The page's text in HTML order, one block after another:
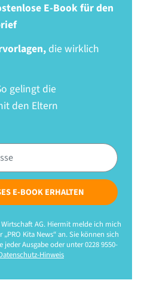
E-Book für den
die wirklich
gelingt die
den Eltern
E-BOOK ERHALTEN
Wirtschaft AG. Hiermit melde ich mich
Kita News“ an. Sie können sich
Ausgabe oder unter 0228 9550-
Hinweis